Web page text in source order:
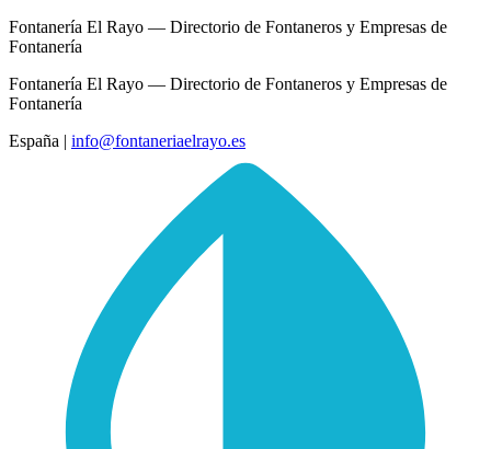
Fontanería El Rayo — Directorio de Fontaneros y Empresas de
Fontanería
Fontanería El Rayo — Directorio de Fontaneros y Empresas de
Fontanería
España | info@fontaneriaelrayo.es